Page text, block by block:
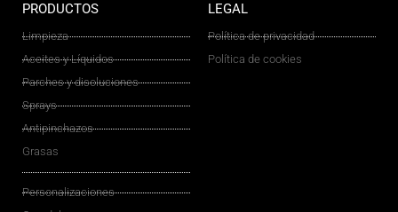
PRODUCTOS
Limpieza
Aceites y Líquidos
Parches y disoluciones
Sprays
Antipinchazos
Grasas
Personalizaciones
LEGAL
Política de privacidad
Política de cookies